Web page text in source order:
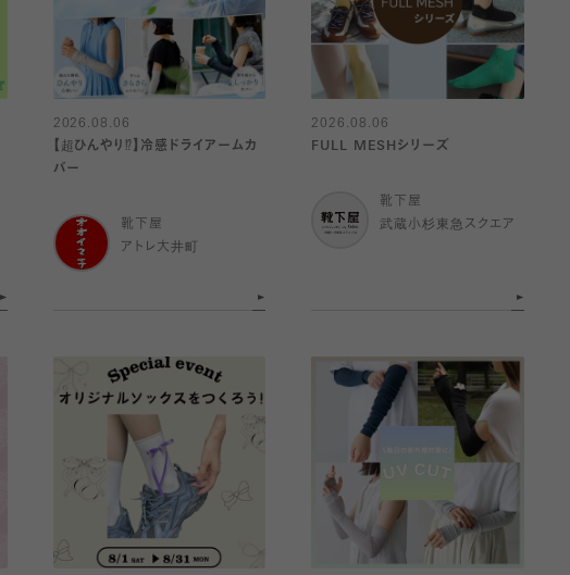
2026.08.06
【超ひんやり⁉︎】冷感ドライアームカ
バー
靴下屋
アトレ大井町
2026.08.06
FULL MESHシリーズ
靴下屋
武蔵小杉東急スクエア